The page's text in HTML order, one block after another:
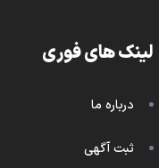
لینک های فوری
درباره ما
ثبت آگهی